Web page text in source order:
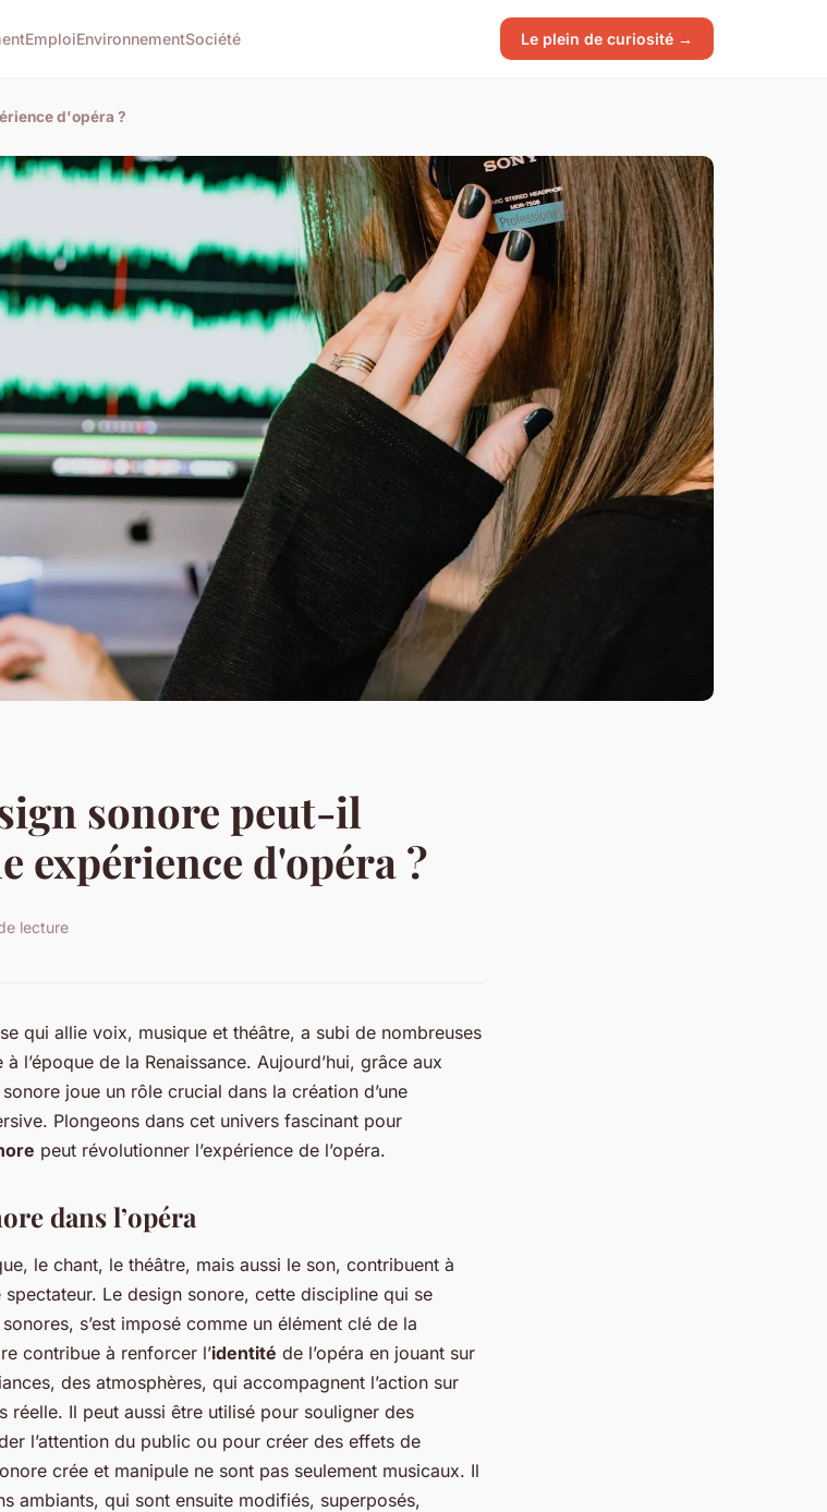
EmploiEnvironnementSociété Le plein de curiosité →
d'opéra ?
sonore peut-il
expérience d'opéra ?
lecture
qui allie voix, musique et théâtre, a subi de nombreuses
l’époque de la Renaissance. Aujourd’hui, grâce aux
joue un rôle crucial dans la création d’une
Plongeons dans cet univers fascinant pour
peut révolutionner l’expérience de l’opéra.
dans l’opéra
le chant, le théâtre, mais aussi le son, contribuent à
Le design sonore, cette discipline qui se
s’est imposé comme un élément clé de la
contribue à renforcer l’identité de l’opéra en jouant sur
des atmosphères, qui accompagnent l’action sur
réelle. Il peut aussi être utilisé pour souligner des
l’attention du public ou pour créer des effets de
crée et manipule ne sont pas seulement musicaux. Il
ambiants, qui sont ensuite modifiés, superposés,